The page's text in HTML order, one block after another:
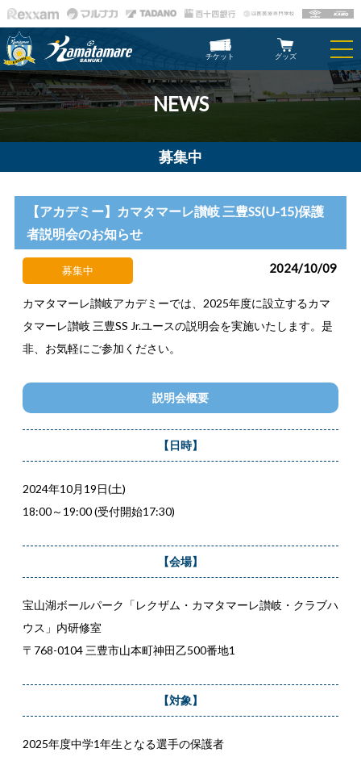
チケット グッズ
NEWS
募集中
【アカデミー】カマタマーレ讃岐 三豊SS(U-15)保護
者説明会のお知らせ
募集中 2024/10/09
カマタマーレ讃岐アカデミーでは、2025年度に設立するカマ
タマーレ讃岐 三豊SS Jr.ユースの説明会を実施いたします。是
非、お気軽にご参加ください。
説明会概要
【日時】
2024年10⽉19⽇(土)
18:00～19:00 (受付開始17:30)
【会場】
宝山湖ボールパーク「レクザム・カマタマーレ讃岐・クラブハ
ウス」内研修室
〒768-0104 三豊市山本町神田乙500番地1
【対象】
2025年度中学1年生となる選手の保護者